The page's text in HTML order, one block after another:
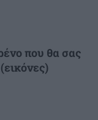
που θα σας